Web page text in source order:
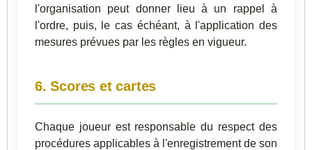
l'organisation peut donner lieu à un rappel à
l'ordre, puis, le cas échéant, à l'application des
mesures prévues par les règles en vigueur.
6. Scores et cartes
Chaque joueur est responsable du respect des
procédures applicables à l'enregistrement de son